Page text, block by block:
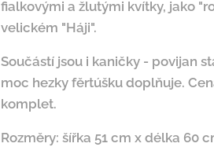
fialkovými a žlutými kvítky, jako
velickém "Háji".
Součástí jsou i kaničky - povijan
moc hezky fěrtúšku doplňuje.
komplet.
Rozměry: šířka 51 cm x délka 60